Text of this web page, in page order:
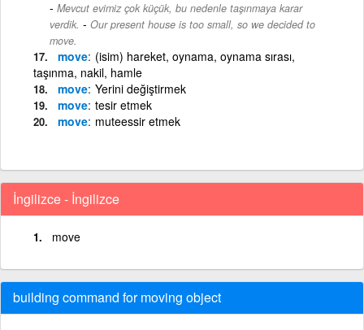
Mevcut evimiz çok küçük, bu nedenle taşınmaya karar
verdik. - Our present house is too small, so we decided to
move.
move (isim) hareket, oynama, oynama sırası,
taşınma, nakil, hamle
move Yerini değiştirmek
move tesir etmek
move muteessir etmek
İngilizce - İngilizce
move
building command for moving object